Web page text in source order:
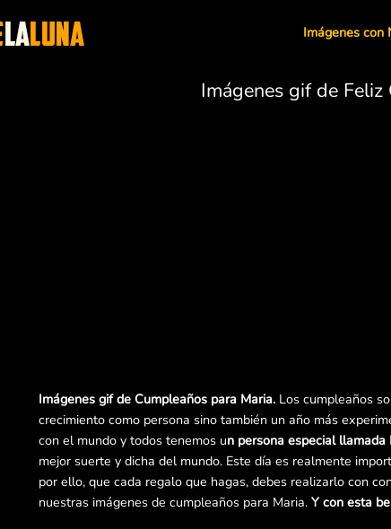
Imágenes con
Imágenes gif de
Imágenes gif de Cumpleaños para Maria. Los cumpleaños
crecimiento como persona sino también un año más
con el mundo y todos tenemos un persona especial llamada
mejor suerte y dicha del mundo. Este día es realmente
por ello, que cada regalo que hagas, debes realizarlo con
nuestras imágenes de cumpleaños para Maria. Y con esta